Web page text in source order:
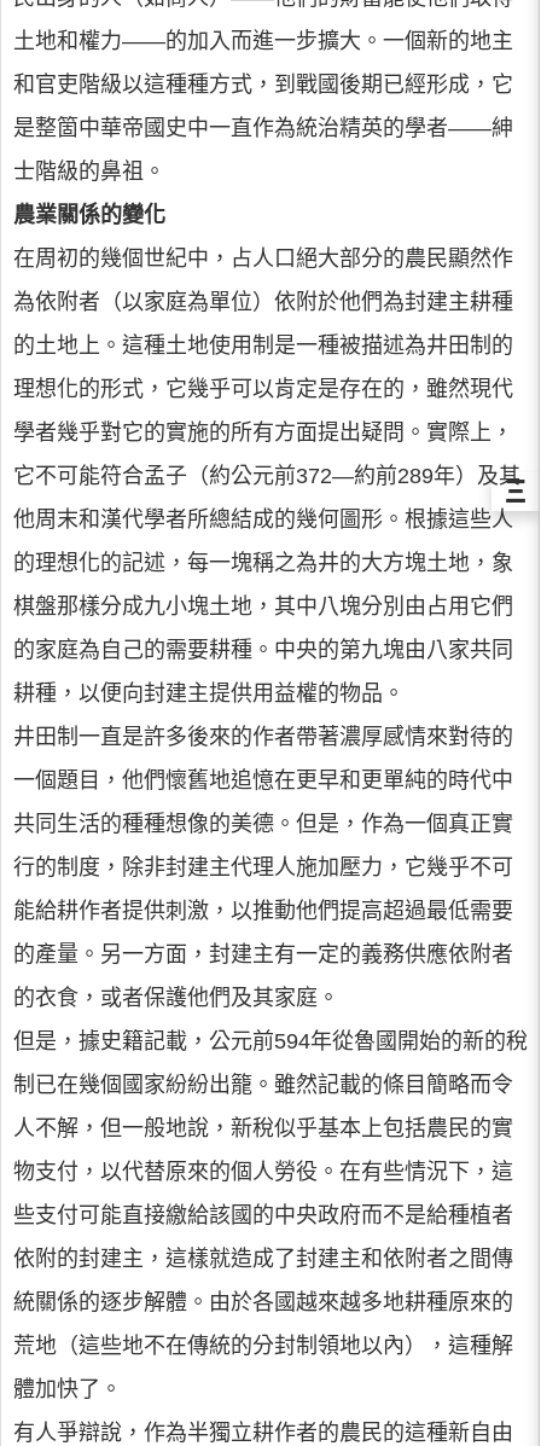
土地和權力——的加入而進一步擴大。一個新的地主
和官吏階級以這種種方式，到戰國後期已經形成，它
是整箇中華帝國史中一直作為統治精英的學者——紳
士階級的鼻祖。
農業關係的變化
在周初的幾個世紀中，占人口絕大部分的農民顯然作
為依附者（以家庭為單位）依附於他們為封建主耕種
的土地上。這種土地使用制是一種被描述為井田制的
理想化的形式，它幾乎可以肯定是存在的，雖然現代
學者幾乎對它的實施的所有方面提出疑問。實際上，
它不可能符合孟子（約公元前372—約前289年）及其
他周末和漢代學者所總結成的幾何圖形。根據這些人
的理想化的記述，每一塊稱之為井的大方塊土地，象
棋盤那樣分成九小塊土地，其中八塊分別由占用它們
的家庭為自己的需要耕種。中央的第九塊由八家共同
耕種，以便向封建主提供用益權的物品。
井田制一直是許多後來的作者帶著濃厚感情來對待的
一個題目，他們懷舊地追憶在更早和更單純的時代中
共同生活的種種想像的美德。但是，作為一個真正實
行的制度，除非封建主代理人施加壓力，它幾乎不可
能給耕作者提供刺激，以推動他們提高超過最低需要
的產量。另一方面，封建主有一定的義務供應依附者
的衣食，或者保護他們及其家庭。
但是，據史籍記載，公元前594年從魯國開始的新的稅
制已在幾個國家紛紛出籠。雖然記載的條目簡略而令
人不解，但一般地說，新稅似乎基本上包括農民的實
物支付，以代替原來的個人勞役。在有些情況下，這
些支付可能直接繳給該國的中央政府而不是給種植者
依附的封建主，這樣就造成了封建主和依附者之間傳
統關係的逐步解體。由於各國越來越多地耕種原來的
荒地（這些地不在傳統的分封制領地以內），這種解
體加快了。
有人爭辯說，作為半獨立耕作者的農民的這種新自由
Ξ